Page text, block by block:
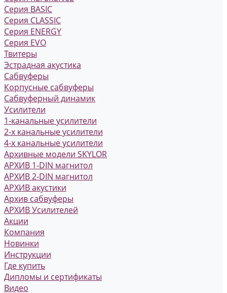
Серия BASIC
Серия CLASSIC
Серия ENERGY
Серия EVO
Твитеры
Эстрадная акустика
Сабвуферы
Корпусные сабвуферы
Сабвуферный динамик
Усилители
1-канальные усилители
2-х канальные усилители
4-х канальные усилители
Архивные модели SKYLOR
АРХИВ 1-DIN магнитол
АРХИВ 2-DIN магнитол
АРХИВ акустики
Архив сабвуферы
АРХИВ Усилителей
Акции
Компания
Новинки
Инструкции
Где купить
Дипломы и сертификаты
Видео